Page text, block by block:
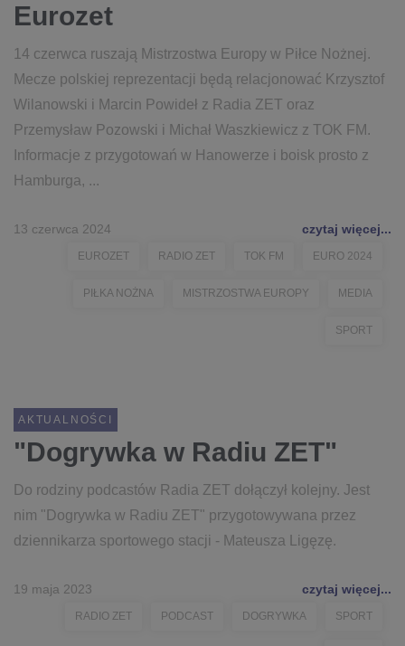
Eurozet
14 czerwca ruszają Mistrzostwa Europy w Piłce Nożnej.
Mecze polskiej reprezentacji będą relacjonować Krzysztof
Wilanowski i Marcin Powideł z Radia ZET oraz
Przemysław Pozowski i Michał Waszkiewicz z TOK FM.
Informacje z przygotowań w Hanowerze i boisk prosto z
Hamburga, ...
13 czerwca 2024 czytaj więcej...
EUROZET RADIO ZET TOK FM EURO 2024
PIŁKA NOŻNA MISTRZOSTWA EUROPY MEDIA
SPORT
AKTUALNOŚCI
"Dogrywka w Radiu ZET"
Do rodziny podcastów Radia ZET dołączył kolejny. Jest
nim "Dogrywka w Radiu ZET" przygotowywana przez
dziennikarza sportowego stacji - Mateusza Ligęzę.
19 maja 2023 czytaj więcej...
RADIO ZET PODCAST DOGRYWKA SPORT